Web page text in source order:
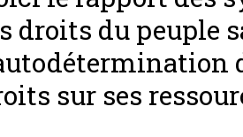
droits du peuple
sur ses